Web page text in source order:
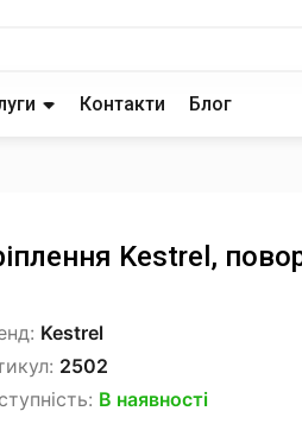
Контакти Блог
Kestrel,
Kestrel
2502
В наявності